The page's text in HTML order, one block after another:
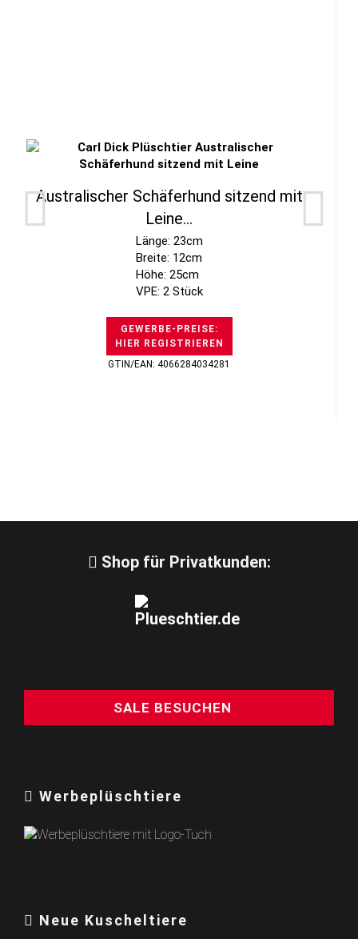
Australischer Schäferhund sitzend mit
Leine...
Länge: 23cm
Breite: 12cm
Höhe: 25cm
VPE: 2 Stück
GEWERBE-PREISE:
HIER REGISTRIEREN
GTIN/EAN: 4066284034281
Shop für Privatkunden:
SALE BESUCHEN
Werbeplüschtiere
Neue Kuscheltiere